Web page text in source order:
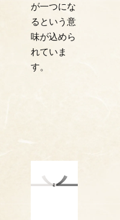
が一つにな
るという意
味が込めら
れていま
す。